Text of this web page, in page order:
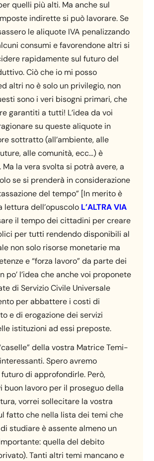
quelli più alti. Ma anche sul
indirette si può lavorare. Se
le aliquote IVA penalizzando
consumi e favorendone altri si
rapidamente sul futuro del
Ciò che io mi posso
altri no è solo un privilegio, non
sono i veri bisogni primari, che
garantiti a tutti! L’idea da voi
su queste aliquote in
sottratto (all’ambiente, alle
alle comunità, ecc…) è
la vera svolta si potrà avere, a
se si prenderà in considerazione
del tempo” [In merito è
lettura dell’opuscolo L’ALTRA VIA
il tempo dei cittadini per creare
per tutti rendendo disponibili al
non solo risorse monetarie ma
e “forza lavoro” da parte dei
po’ l’idea che anche voi proponete
di Servizio Civile Universale
per abbattere i costi di
e di erogazione dei servizi
istituzioni ad essi preposte.
della vostra Matrice Temi-
Spero avremo
di approfondirle. Però,
buon lavoro per il proseguo della
vorrei sollecitare la vostra
fatto che nella lista dei temi che
studiare è assente almeno un
quella del debito
Tanti altri temi mancano e